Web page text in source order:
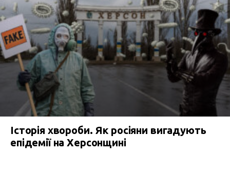
Історія хвороби. Як росіяни вигадують
епідемії на Херсонщині